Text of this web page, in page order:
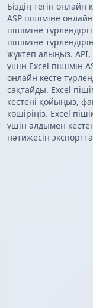
Біздің тегін онлайн
ASP пішіміне
пішіміне
пішіміне
жүктеп алыңыз. API,
үшін Excel пішімін
онлайн кесте
сақтайды. Excel
кестені қойыңыз,
көшіріңіз. Excel
үшін алдымен
нәтижесін